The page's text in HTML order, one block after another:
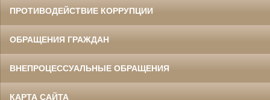
ПРОТИВОДЕЙСТВИЕ КОРРУПЦИИ
ОБРАЩЕНИЯ ГРАЖДАН
ВНЕПРОЦЕССУАЛЬНЫЕ ОБРАЩЕНИЯ
КАРТА САЙТА